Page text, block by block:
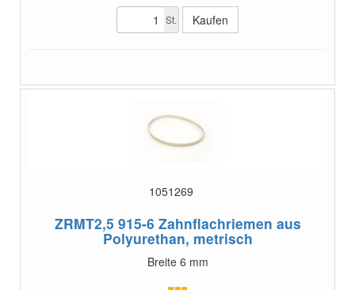
St.
1051269
ZRMT2,5 915-6 Zahnflachriemen aus
Polyurethan, metrisch
Breite 6 mm